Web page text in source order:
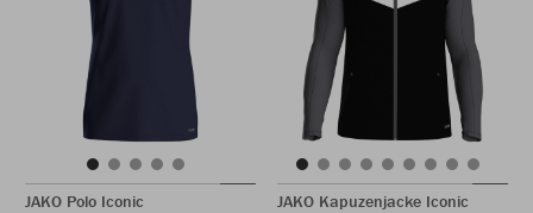
JAKO Polo Iconic
JAKO Kapuzenjacke Iconic